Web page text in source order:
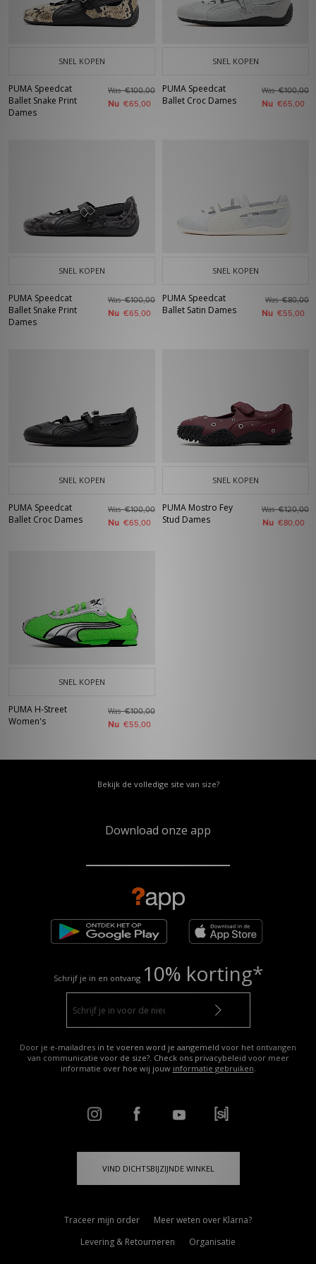
SNEL KOPEN
PUMA Speedcat
Ballet Snake Print
Dames
Was€100,00
Nu €65,00
SNEL KOPEN
PUMA Speedcat
Ballet Croc Dames
Was€100,00
Nu €65,00
SNEL KOPEN
PUMA Speedcat
Ballet Snake Print
Dames
Was€100,00
Nu €65,00
SNEL KOPEN
PUMA Speedcat
Ballet Satin Dames
Was€80,00
Nu €55,00
SNEL KOPEN
PUMA Speedcat
Ballet Croc Dames
Was€100,00
Nu €65,00
SNEL KOPEN
PUMA Mostro Fey
Stud Dames
Was€120,00
Nu €80,00
SNEL KOPEN
PUMA H-Street
Women's
Was€100,00
Nu €55,00
Bekijk de volledige site van size?
Download onze app
Schrijf je in en ontvang 10% korting*
Door je e-mailadres in te voeren word je aangemeld voor het ontvangen
van communicatie voor de size?. Check ons privacybeleid voor meer
informatie over hoe wij jouw informatie gebruiken.
VIND DICHTSBIJZIJNDE WINKEL
Traceer mijn order
Meer weten over Klarna?
Levering & Retourneren
Organisatie